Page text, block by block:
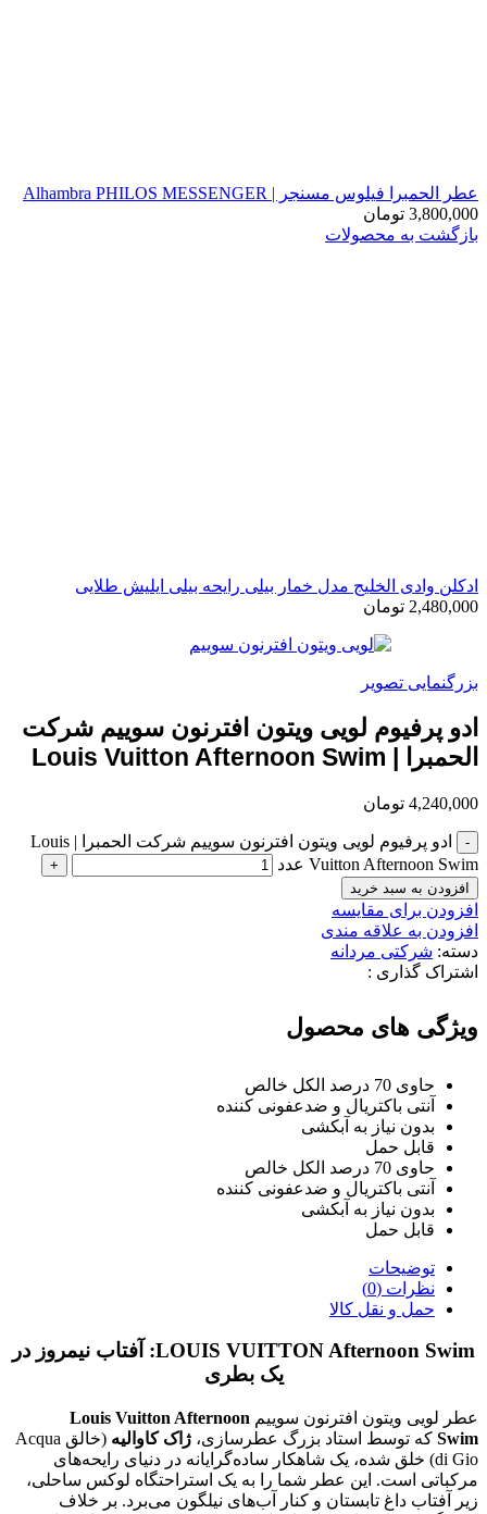
عطر الحمبرا فیلوس مسنجر | Alhambra PHILOS MESSENGER
3,800,000 تومان
بازگشت به محصولات
ادکلن وادی الخلیج مدل خمار بیلی رایحه بیلی ایلیش طلایی
2,480,000 تومان
بزرگنمایی تصویر
ادو پرفیوم لویی ویتون افترنون سوییم شرکت
الحمبرا | Louis Vuitton Afternoon Swim
4,240,000 تومان
ادو پرفیوم لویی ویتون افترنون سوییم شرکت الحمبرا | Louis
Vuitton Afternoon Swim عدد
افزودن به سبد خرید
افزودن برای مقایسه
افزودن به علاقه مندی
دسته: شرکتی مردانه
اشتراک گذاری :
ویژگی های محصول
حاوی 70 درصد الکل خالص
آنتی باکتریال و ضدعفونی کننده
بدون نیاز به آبکشی
قابل حمل
حاوی 70 درصد الکل خالص
آنتی باکتریال و ضدعفونی کننده
بدون نیاز به آبکشی
قابل حمل
توضیحات
نظرات (0)
حمل و نقل کالا
LOUIS VUITTON Afternoon Swim: آفتاب نیمروز در
یک بطری
عطر لویی ویتون افترنون سوییم Louis Vuitton Afternoon
Swim که توسط استاد بزرگ عطرسازی، ژاک کاوالیه
(خالق Acqua
di Gio) خلق شده، یک شاهکار ساده‌گرایانه در دنیای رایحه‌های
مرکباتی است. این عطر شما را به یک استراحتگاه لوکس ساحلی،
زیر آفتاب داغ تابستان و کنار آب‌های نیلگون می‌برد. بر خلاف